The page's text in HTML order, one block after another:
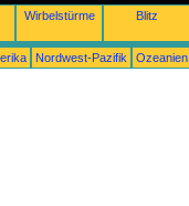
Wirbelstürme Blitz
Nordwest-Pazifik Ozeanien